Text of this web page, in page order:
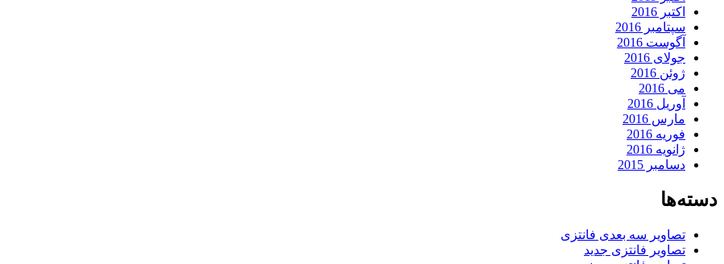
اکتبر 2016
سپتامبر 2016
آگوست 2016
جولای 2016
ژوئن 2016
می 2016
آوریل 2016
مارس 2016
فوریه 2016
ژانویه 2016
دسامبر 2015
دسته‌ها
تصاویر سه بعدی فانتزی
تصاویر فانتزی جدید